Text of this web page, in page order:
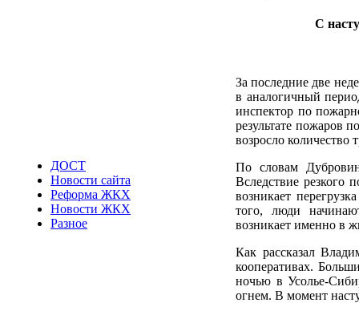
ДОСТ
Новости сайта
Реформа ЖКХ
Новости ЖКХ
Разное
С
За последние две
в аналогичный
инспектор по
результате пожаров
возросло количество
По словам
Вследствие резкого
возникает
того, люди
возникает именно в
Как рассказал
кооперативах.
ночью в Усолье-
огнем. В момент